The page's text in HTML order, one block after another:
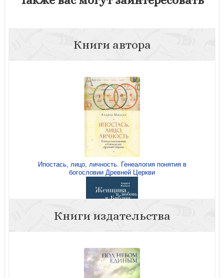
Книги автора
Ипостась, лицо, личность. Генеалогия понятия в
богословии Древней Церкви
Женщина и любовь в Библии. Эрос, агапа, личность
Книги издательства